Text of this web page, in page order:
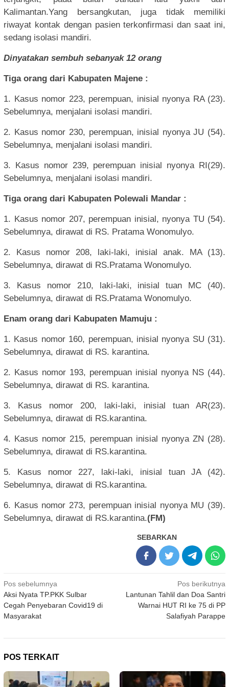
Kalimantan.Yang bersangkutan, juga tidak memiliki
riwayat kontak dengan pasien terkonfirmasi dan saat ini,
sedang isolasi mandiri.
Dinyatakan sembuh sebanyak 12 orang
Tiga orang dari Kabupaten Majene :
1. Kasus nomor 223, perempuan, inisial nyonya RA (23).
Sebelumnya, menjalani isolasi mandiri.
2. Kasus nomor 230, perempuan, inisial nyonya JU (54).
Sebelumnya, menjalani isolasi mandiri.
3. Kasus nomor 239, perempuan inisial nyonya RI(29).
Sebelumnya, menjalani isolasi mandiri.
Tiga orang dari Kabupaten Polewali Mandar :
1. Kasus nomor 207, perempuan inisial, nyonya TU (54).
Sebelumnya, dirawat di RS. Pratama Wonomulyo.
2. Kasus nomor 208, laki-laki, inisial anak. MA (13).
Sebelumnya, dirawat di RS.Pratama Wonomulyo.
3. Kasus nomor 210, laki-laki, inisial tuan MC (40).
Sebelumnya, dirawat di RS.Pratama Wonomulyo.
Enam orang dari Kabupaten Mamuju :
1. Kasus nomor 160, perempuan, inisial nyonya SU (31).
Sebelumnya, dirawat di RS. karantina.
2. Kasus nomor 193, perempuan inisial nyonya NS (44).
Sebelumnya, dirawat di RS. karantina.
3. Kasus nomor 200, laki-laki, inisial tuan AR(23).
Sebelumnya, dirawat di RS.karantina.
4. Kasus nomor 215, perempuan inisial nyonya ZN (28).
Sebelumnya, dirawat di RS.karantina.
5. Kasus nomor 227, laki-laki, inisial tuan JA (42).
Sebelumnya, dirawat di RS.karantina.
6. Kasus nomor 273, perempuan inisial nyonya MU (39).
Sebelumnya, dirawat di RS.karantina.(FM)
SEBARKAN
Navigasi
pos
Pos sebelumnya
Aksi Nyata TP.PKK Sulbar
Cegah Penyebaran Covid19 di
Masyarakat
Pos berikutnya
Lantunan Tahlil dan Doa Santri
Warnai HUT RI ke 75 di PP
Salafiyah Parappe
POS TERKAIT